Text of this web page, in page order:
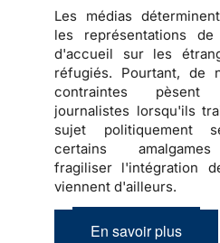
Les médias
les représentations
d'accueil sur les
réfugiés. Pourtant, de
contraintes
journalistes lorsqu'ils
sujet politiquement
certains
fragiliser l'intégration
viennent d'ailleurs.
En savoir plus